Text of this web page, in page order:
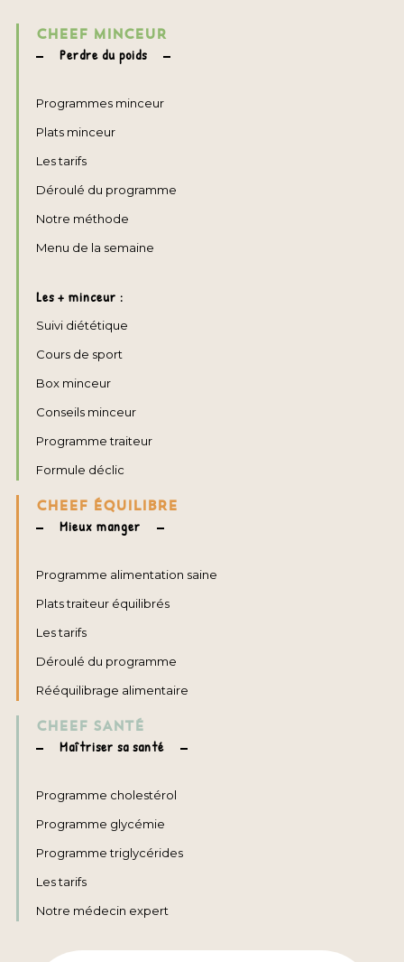
CHEEF MINCEUR
Perdre du poids
Programmes minceur
Plats minceur
Les tarifs
Déroulé du programme
Notre méthode
Menu de la semaine
Les + minceur :
Suivi diététique
Cours de sport
Box minceur
Conseils minceur
Programme traiteur
Formule déclic
CHEEF ÉQUILIBRE
Mieux manger
Programme alimentation saine
Plats traiteur équilibrés
Les tarifs
Déroulé du programme
Rééquilibrage alimentaire
CHEEF SANTÉ
Maîtriser sa santé
Programme cholestérol
Programme glycémie
Programme triglycérides
Les tarifs
Notre médecin expert